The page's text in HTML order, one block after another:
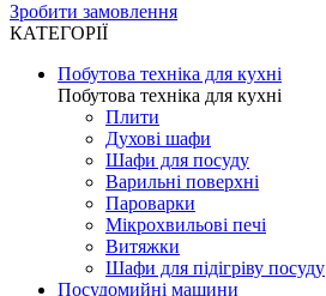
Зробити замовлення
КАТЕГОРІЇ
Побутова техніка для кухні
Побутова техніка для кухні
Плити
Духові шафи
Шафи для посуду
Варильні поверхні
Пароварки
Мікрохвильові печі
Витяжки
Шафи для підігріву посуду
Посудомийні машини